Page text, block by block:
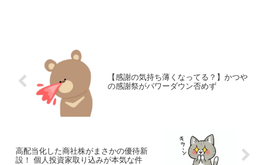
【感謝の気持ち薄くなってる？】かつや
の感謝祭がパワーダウン否めず
高配当化した商社株がまさかの優待新
設！ 個人投資家取り込みが本気な件